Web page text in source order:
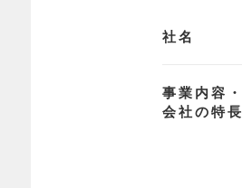
社名
事業内容・
会社の特長